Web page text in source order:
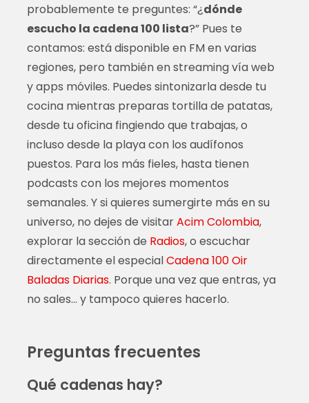
probablemente te preguntes: “¿dónde
escucho la cadena 100 lista?” Pues te
contamos: está disponible en FM en varias
regiones, pero también en streaming vía web
y apps móviles. Puedes sintonizarla desde tu
cocina mientras preparas tortilla de patatas,
desde tu oficina fingiendo que trabajas, o
incluso desde la playa con los audífonos
puestos. Para los más fieles, hasta tienen
podcasts con los mejores momentos
semanales. Y si quieres sumergirte más en su
universo, no dejes de visitarAcim Colombia,
explorar la sección de Radios, o escuchar
directamente el especialCadena 100 Oir
Baladas Diarias. Porque una vez que entras, ya
no sales… y tampoco quieres hacerlo.
Preguntas frecuentes
Qué cadenas hay?